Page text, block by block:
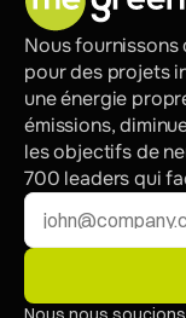
Nous fournissons
pour des projets
une énergie
émissions,
les objectifs de
700 leaders qui